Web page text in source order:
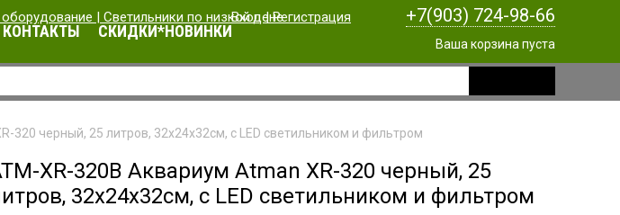
Вход|Регистрация +7(903) 724-98-66
Ваша корзина пуста
КОНТАКТЫ СКИДКИ*НОВИНКИ
320 черный, 25 литров, 32х24х32см, с LED светильником и фильтром
XR-320B Аквариум Atman XR-320 черный, 25
32х24х32см, с LED светильником и фильтром